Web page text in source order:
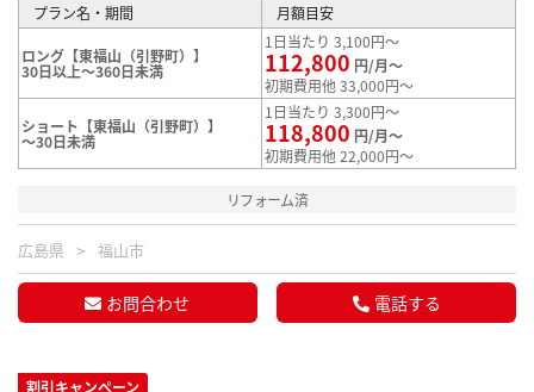
プラン名・期間 月額目安
ロング【東福山（引野町）】
30日以上～360日未満
1日当たり 3,100円～
112,800 円/月～
初期費用他 33,000円～
ショート【東福山（引野町）】
～30日未満
1日当たり 3,300円～
118,800 円/月～
初期費用他 22,000円～
リフォーム済
広島県 福山市
お問合わせ 電話する
割引キャンペーン